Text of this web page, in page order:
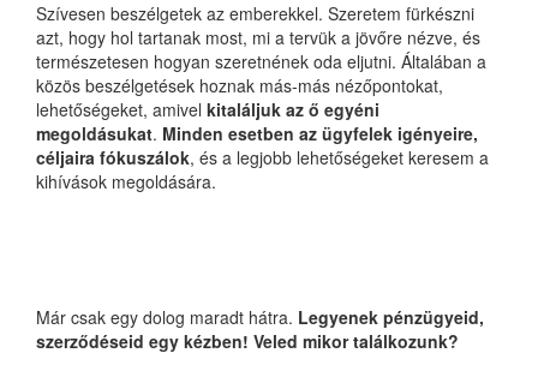
Szívesen beszélgetek az emberekkel. Szeretem fürkészni
azt, hogy hol tartanak most, mi a tervük a jövőre nézve, és
természetesen hogyan szeretnének oda eljutni. Általában a
közös beszélgetések hoznak más-más nézőpontokat,
lehetőségeket, amivel kitaláljuk az ő egyéni
megoldásukat. Minden esetben az ügyfelek igényeire,
céljaira fókuszálok, és a legjobb lehetőségeket keresem a
kihívások megoldására.
Már csak egy dolog maradt hátra. Legyenek pénzügyeid,
szerződéseid egy kézben! Veled mikor találkozunk?